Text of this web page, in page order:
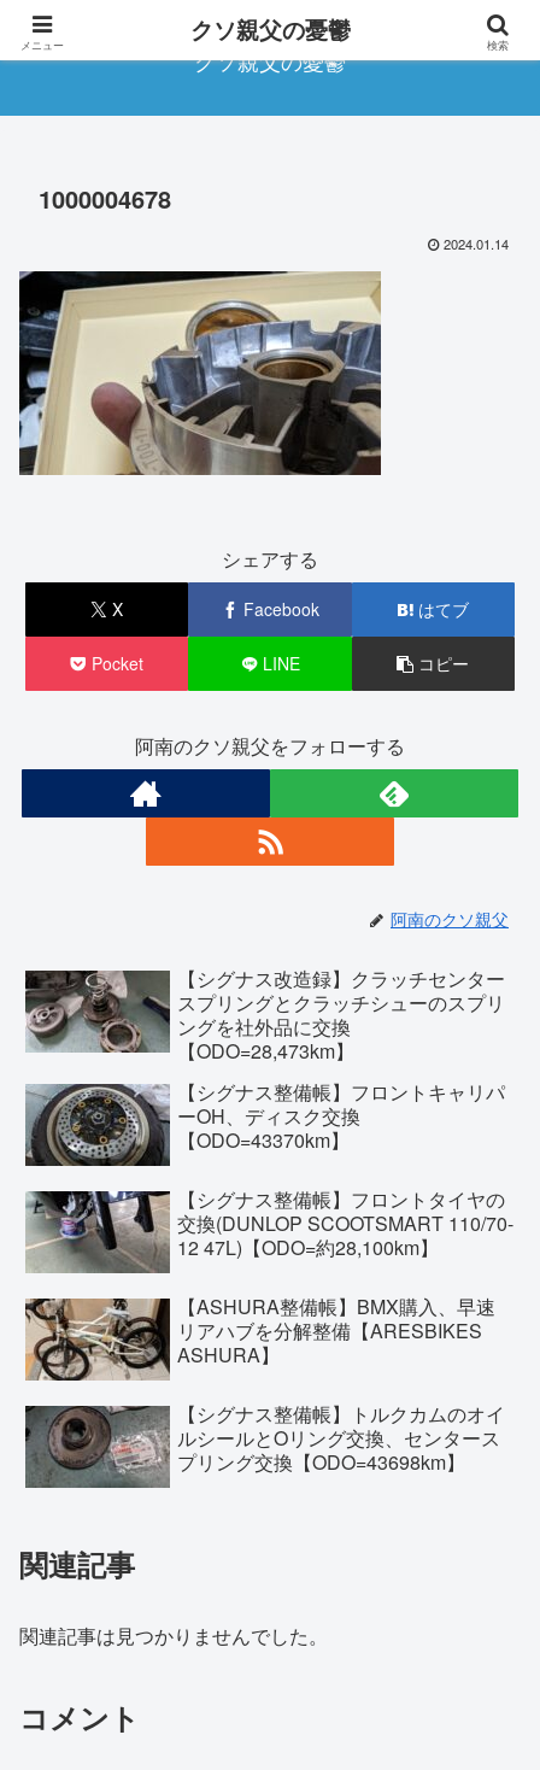
クソ親父の憂鬱
1000004678
2024.01.14
シェアする
X Facebook はてブ
Pocket LINE コピー
阿南のクソ親父をフォローする
阿南のクソ親父
【シグナス改造録】クラッチセンター
スプリングとクラッチシューのスプリ
ングを社外品に交換
【ODO=28,473km】
【シグナス整備帳】フロントキャリパ
ーOH、ディスク交換
【ODO=43370km】
【シグナス整備帳】フロントタイヤの
交換(DUNLOP SCOOTSMART 110/70-
12 47L)【ODO=約28,100km】
【ASHURA整備帳】BMX購入、早速
リアハブを分解整備【ARESBIKES
ASHURA】
【シグナス整備帳】トルクカムのオイ
ルシールとOリング交換、センタース
プリング交換【ODO=43698km】
関連記事
関連記事は見つかりませんでした。
コメント
メニュー クソ親父の憂鬱 検索